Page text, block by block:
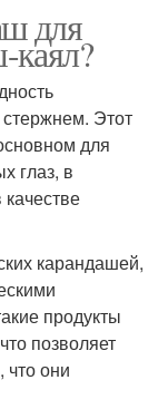
для
каял?
Этот
для
глаз, в
карандашей,
продукты
позволяет
что они